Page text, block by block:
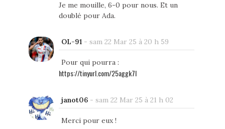
Je me mouille, 6-0 pour nous. Et un
doublé pour Ada.
OL-91- sam 22 Mar 25 à 20 h 59
Pour qui pourra :
https://tinyurl.com/25aggk7l
janot06- sam 22 Mar 25 à 21 h 02
Merci pour eux !